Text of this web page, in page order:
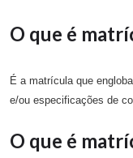
O que é
É a matrícula que
e/ou especificações de
O que é